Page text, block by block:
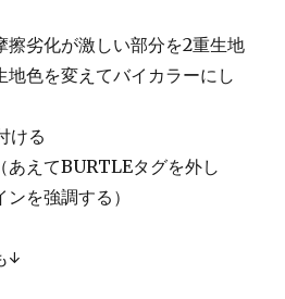
劣化が激しい部分を2重生地
地色を変えてバイカラーにし
ける
えてBURTLEタグを外し
を強調する）
↓